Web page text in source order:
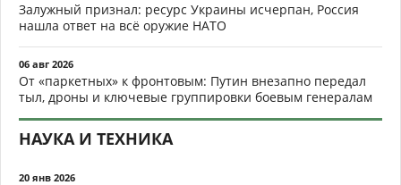
Залужный признал: ресурс Украины исчерпан, Россия
нашла ответ на всё оружие НАТО
06 авг 2026
От «паркетных» к фронтовым: Путин внезапно передал
тыл, дроны и ключевые группировки боевым генералам
НАУКА И ТЕХНИКА
20 янв 2026